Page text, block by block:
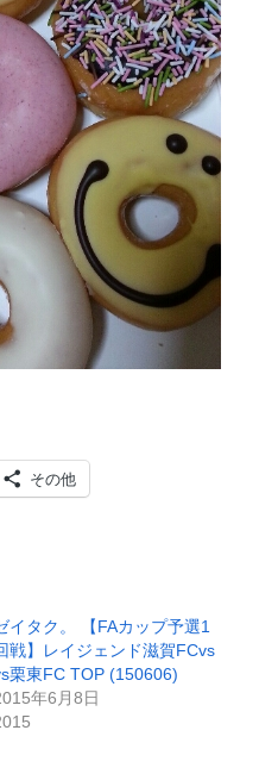
その他
イタク。 【FAカップ予選1
戦】レイジェンド滋賀FCvs
栗東FC TOP (150606)
年6月8日